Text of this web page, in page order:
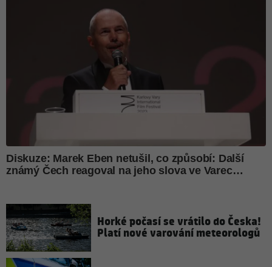
Horké počasí se vrátilo do Česka!
Platí nové varování meteorologů